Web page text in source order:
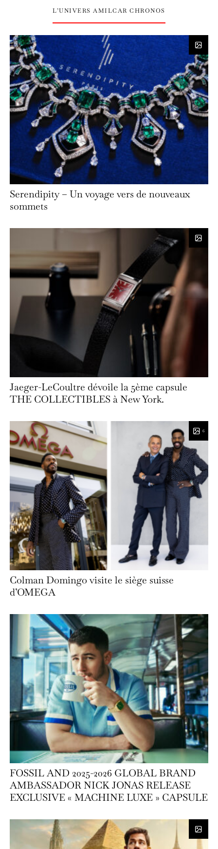
L’UNIVERS AMILCAR CHRONOS
Serendipity – Un voyage vers de nouveaux
sommets
Jaeger-LeCoultre dévoile la 5ème capsule
THE COLLECTIBLES à New York.
6
Colman Domingo visite le siège suisse
d’OMEGA
FOSSIL AND 2025-2026 GLOBAL BRAND
AMBASSADOR NICK JONAS RELEASE
EXCLUSIVE « MACHINE LUXE » CAPSULE